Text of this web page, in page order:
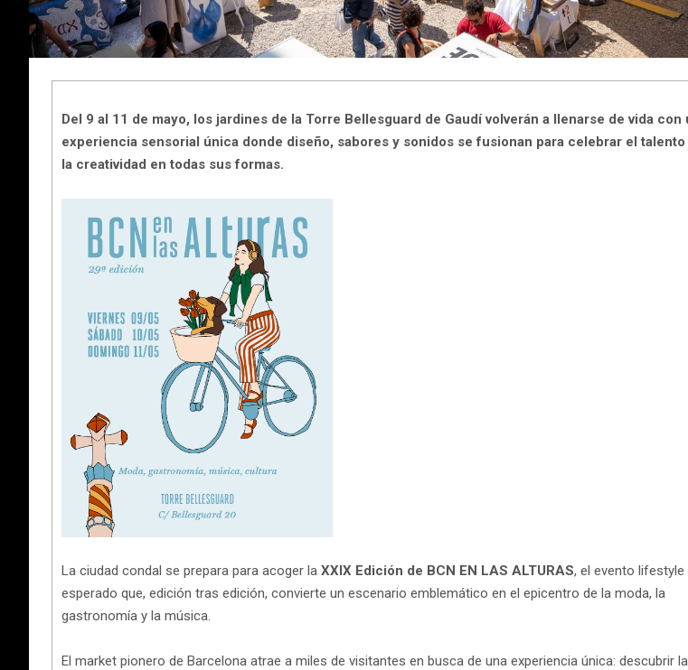
Del 9 al 11 de mayo, los jardines de la Torre Bellesguard de Gaudí volverán a llenarse de vida con
experiencia sensorial única donde diseño, sabores y sonidos se fusionan para celebrar el
la creatividad en todas sus formas.
La ciudad condal se prepara para acoger la XXIX Edición de BCN EN LAS ALTURAS, el evento lifestyle
esperado que, edición tras edición, convierte un escenario emblemático en el epicentro de la moda, la
gastronomía y la música.
El market pionero de Barcelona atrae a miles de visitantes en busca de una experiencia única: descubrir